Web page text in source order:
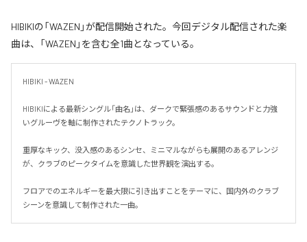
HIBIKIの「WAZEN」が配信開始された。今回デジタル配信された楽
曲は、「WAZEN」を含む全1曲となっている。
HIBIKI - WAZEN
HIBIKIによる最新シングル「曲名」は、ダークで緊張感のあるサウンドと力強
いグルーヴを軸に制作されたテクノトラック。
重厚なキック、没入感のあるシンセ、ミニマルながらも展開のあるアレンジ
が、クラブのピークタイムを意識した世界観を演出する。
フロアでのエネルギーを最大限に引き出すことをテーマに、国内外のクラブ
シーンを意識して制作された一曲。